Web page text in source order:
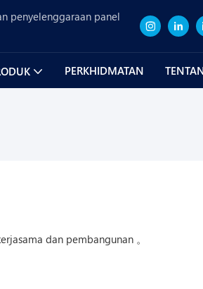
penyelenggaraan panel
PERKHIDMATAN
dan pembangunan 。